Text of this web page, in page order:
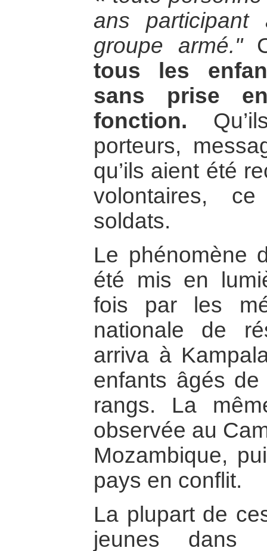
ans
groupe armé."
tous les
sans prise
fonction.
porteurs,
qu’ils aient été
volontaires,
soldats.
Le phénomène
été mis en
fois par les
nationale de
arriva à
enfants âgés
rangs. La
observée au
Mozambique,
pays en conflit.
La plupart de
jeunes dans